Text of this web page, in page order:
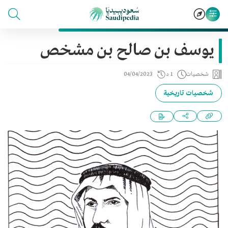
يوسف بن صالح بن مشخص
شخصيات 1 د 04/04/2023
شخصيات تاريخية